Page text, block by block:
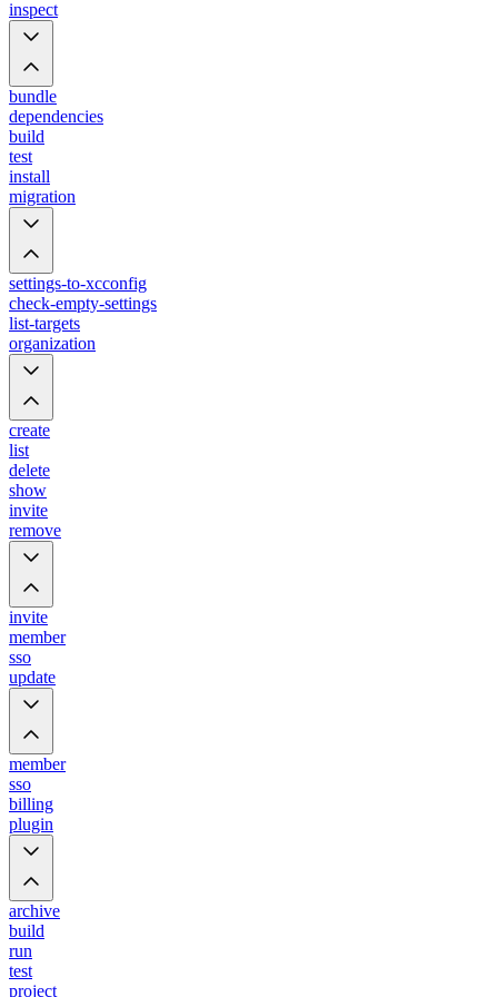
inspect
bundle
dependencies
build
test
install
migration
settings-to-xcconfig
check-empty-settings
list-targets
organization
create
list
delete
show
invite
remove
invite
member
sso
update
member
sso
billing
plugin
archive
build
run
test
project